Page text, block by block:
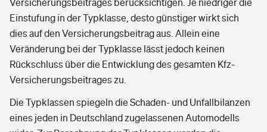
Versicherungsbeitrages berücksichtigen. Je niedriger die
Einstufung in der Typklasse, desto günstiger wirkt sich
dies auf den Versicherungsbeitrag aus. Allein eine
Veränderung bei der Typklasse lässt jedoch keinen
Rückschluss über die Entwicklung des gesamten Kfz-
Versicherungsbeitrages zu.
Die Typklassen spiegeln die Schaden- und Unfallbilanzen
eines jeden in Deutschland zugelassenen Automodells